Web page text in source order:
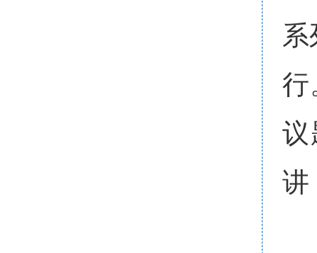
行
讲